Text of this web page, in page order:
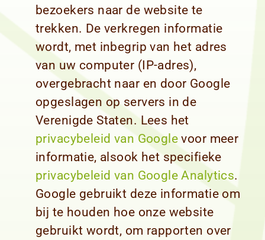
bezoekers naar de website te
trekken. De verkregen informatie
wordt, met inbegrip van het adres
van uw computer (IP-adres),
overgebracht naar en door Google
opgeslagen op servers in de
Verenigde Staten. Lees het
privacybeleid van Google voor meer
informatie, alsook het specifieke
privacybeleid van Google Analytics.
Google gebruikt deze informatie om
bij te houden hoe onze website
gebruikt wordt, om rapporten over